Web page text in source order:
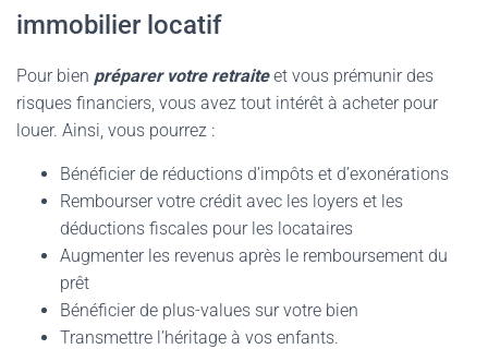
immobilier locatif
Pour bien préparer votre retraiteet vous prémunir des
risques financiers, vous avez tout intérêt à acheter pour
louer. Ainsi, vous pourrez :
Bénéficier de réductions d’impôts et d’exonérations
Rembourser votre crédit avec les loyers et les
déductions fiscales pour les locataires
Augmenter les revenus après le remboursement du
prêt
Bénéficier de plus-values ​​sur votre bien
Transmettre l’héritage à vos enfants.